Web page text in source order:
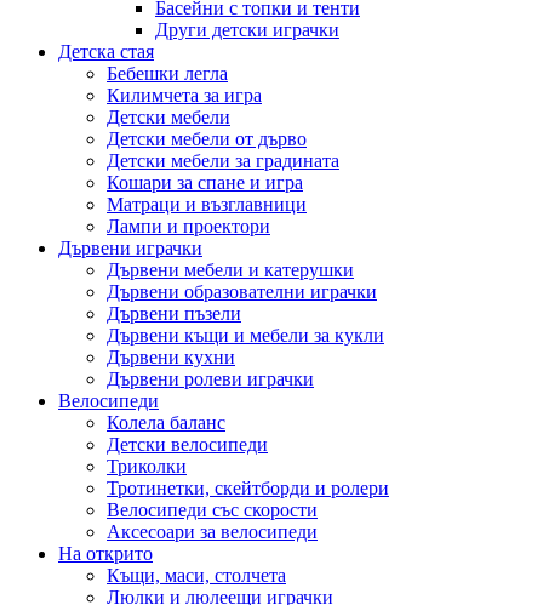
Басейни с топки и тенти
Други детски играчки
Детска стая
Бебешки легла
Килимчета за игра
Детски мебели
Детски мебели от дърво
Детски мебели за градината
Кошари за спане и игра
Матраци и възглавници
Лампи и проектори
Дървени играчки
Дървени мебели и катерушки
Дървени образователни играчки
Дървени пъзели
Дървени къщи и мебели за кукли
Дървени кухни
Дървени ролеви играчки
Велосипеди
Колела баланс
Детски велосипеди
Триколки
Тротинетки, скейтборди и ролери
Велосипеди със скорости
Аксесоари за велосипеди
На открито
Къщи, маси, столчета
Люлки и люлеещи играчки